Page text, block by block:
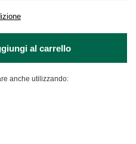
al carrello
anche utilizzando: